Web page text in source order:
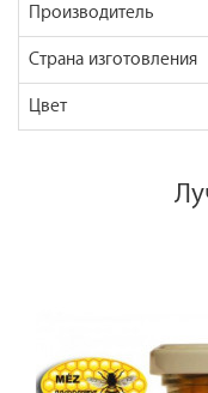
Производитель
Страна изготовления
Цвет